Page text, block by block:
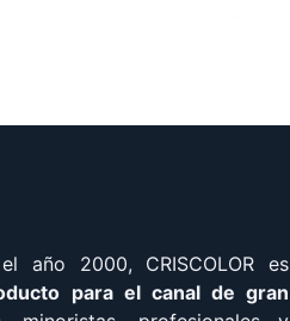
año 2000, CRISCOLOR es
para el canal de gran